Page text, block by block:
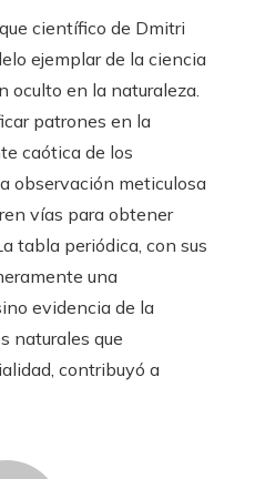
científico de Dmitri
ejemplar de la ciencia
oculto en la naturaleza.
patrones en la
caótica de los
observación meticulosa
vías para obtener
tabla periódica, con sus
una
evidencia de la
naturales que
contribuyó a